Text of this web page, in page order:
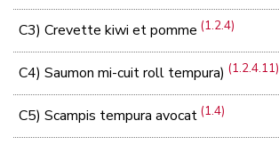
C3) Crevette kiwi et pomme(1.2.4)
C4) Saumon mi-cuit roll tempura)(1.2.4.11)
C5) Scampis tempura avocat(1.4)